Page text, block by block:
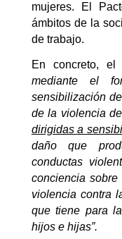
mujeres. El
ámbitos de la
de trabajo.
En concreto, el
mediante el
sensibilización
de la violencia
dirigidas a
daño que
conductas
conciencia
violencia contra
que tiene para
hijos e hijas”.